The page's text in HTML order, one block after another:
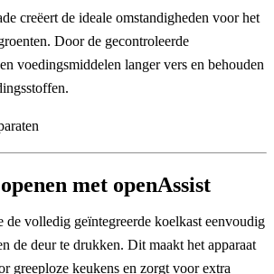
creëert de ideale omstandigheden voor het
Door de gecontroleerde
voedingsmiddelen langer vers en behouden
met openAssist
de volledig geïntegreerde koelkast eenvoudig
de deur te drukken. Dit maakt het apparaat
greeploze keukens en zorgt voor extra